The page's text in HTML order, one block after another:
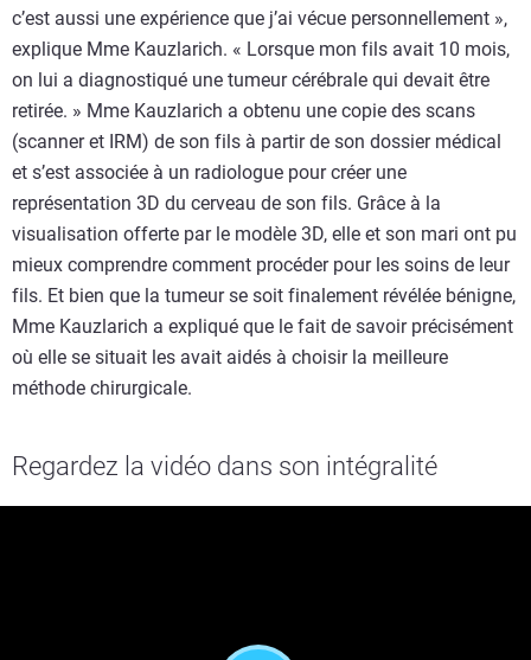
c’est aussi une expérience que j’ai vécue personnellement »,
explique Mme Kauzlarich. « Lorsque mon fils avait 10 mois,
on lui a diagnostiqué une tumeur cérébrale qui devait être
retirée. » Mme Kauzlarich a obtenu une copie des scans
(scanner et IRM) de son fils à partir de son dossier médical
et s’est associée à un radiologue pour créer une
représentation 3D du cerveau de son fils. Grâce à la
visualisation offerte par le modèle 3D, elle et son mari ont pu
mieux comprendre comment procéder pour les soins de leur
fils. Et bien que la tumeur se soit finalement révélée bénigne,
Mme Kauzlarich a expliqué que le fait de savoir précisément
où elle se situait les avait aidés à choisir la meilleure
méthode chirurgicale.
Regardez la vidéo dans son intégralité